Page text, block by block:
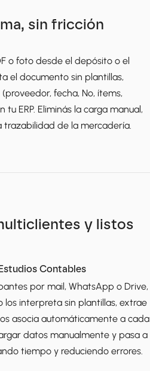
sin fricción
o foto desde el depósito o el
el documento sin plantillas,
fecha, Nº, ítems,
ERP. Eliminás la carga manual,
trazabilidad de la mercadería.
y listos
Contables
por mail, WhatsApp o Drive,
los interpreta sin plantillas, extrae
asocia automáticamente a cada
datos manualmente y pasa a
tiempo y reduciendo errores.